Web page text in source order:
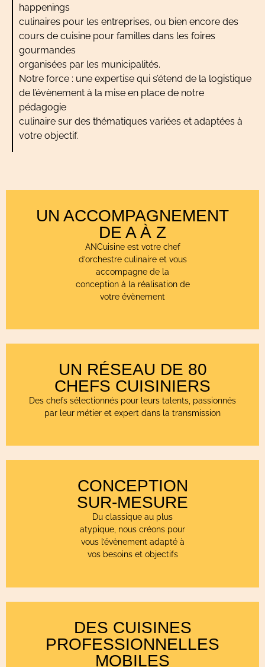
happenings
culinaires pour les entreprises, ou bien encore des
cours de cuisine pour familles dans les foires
gourmandes
organisées par les municipalités.
Notre force : une expertise qui s’étend de la logistique
de l’évènement à la mise en place de notre
pédagogie
culinaire sur des thématiques variées et adaptées à
votre objectif.
UN ACCOMPAGNEMENT
DE A À Z
ANCuisine est votre chef
d’orchestre culinaire et vous
accompagne de la
conception à la réalisation de
votre évènement
UN RÉSEAU DE 80
CHEFS CUISINIERS
Des chefs sélectionnés pour leurs talents, passionnés
par leur métier et expert dans la transmission
CONCEPTION
SUR-MESURE
Du classique au plus
atypique, nous créons pour
vous l’évènement adapté à
vos besoins et objectifs
DES CUISINES
PROFESSIONNELLES
MOBILES